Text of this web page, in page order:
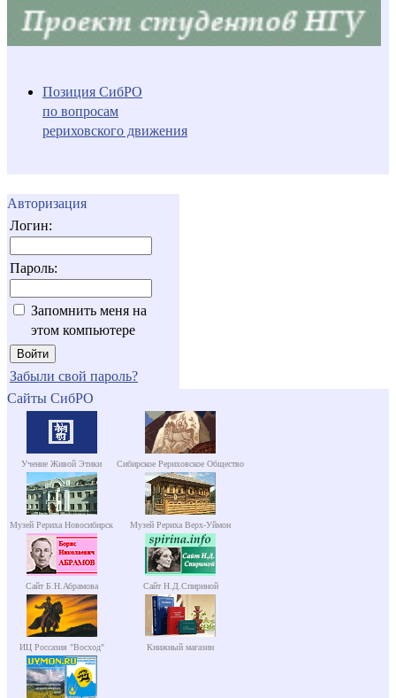
Позиция СибРО
по вопросам
рериховского движения
Авторизация
Логин:
Пароль:
Запомнить меня на
этом компьютере
Забыли свой пароль?
Сайты СибРО
Учение Живой Этики Сибирское Рериховское Общество
Музей Рериха Новосибирск Музей Рериха Верх-Уймон
Сайт Б.Н.Абрамова Сайт Н.Д.Спириной
ИЦ Россазия "Восход" Книжный магазин